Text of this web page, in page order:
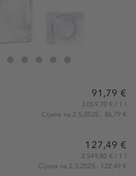
Iris Absolu Eau de Parfum
91,79 €
3.059,70 € / 1 l
Cijena na 2.5.2025.: 86,79 €
127,49 €
2.549,80 € / 1 l
Cijena na 2.5.2025.: 122,49 €